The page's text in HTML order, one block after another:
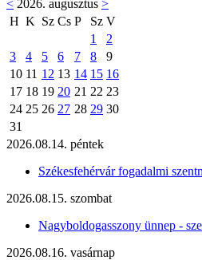
< 2026. augusztus >
H K Sz Cs P Sz V
1
2
3
4 5 6 7 8
9
10 11 12 13 14 15 16
17 18 19 20 21 22 23
24 25 26 27 28 29 30
31
2026.08.14. péntek
Székesfehérvár fogadalmi
2026.08.15. szombat
Nagyboldogasszony ünnep -
2026.08.16. vasárnap